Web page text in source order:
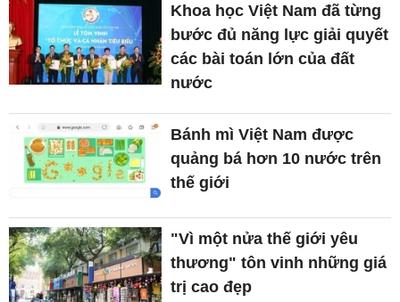
Khoa học Việt Nam đã từng
bước đủ năng lực giải quyết
các bài toán lớn của đất
nước
Bánh mì Việt Nam được
quảng bá hơn 10 nước trên
thế giới
"Vì một nửa thế giới yêu
thương" tôn vinh những giá
trị cao đẹp